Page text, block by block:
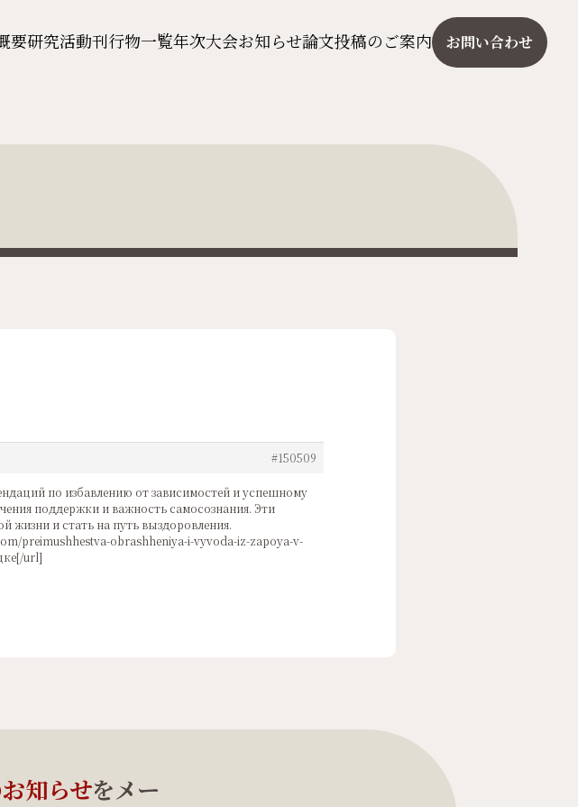
要研究活動刊行物一覧年次大会お知らせ論文投稿のご案内 お問い合わせ
#150509
по избавлению от зависимостей и успешному
поддержки и важность самосознания. Эти
жизни и стать на путь выздоровления.
preimushhestva-obrashheniya-i-vyvoda-iz-zapoya-v-
url]
知らせをメー